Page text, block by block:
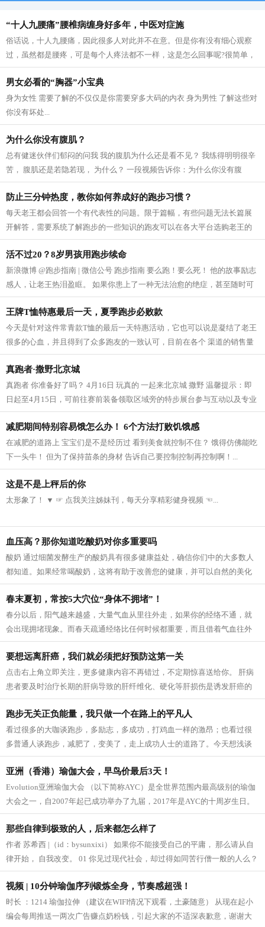
“十人九腰痛”腰椎病缠身好多年，中医对症施
俗话说，十人九腰痛，因此很多人对此并不在意。但是你有没有细心观察
过，虽然都是腰疼，可是每个人疼法都不一样，这是怎么回事呢?很简单，
同样是腰疼，每个人的病因可能不同。...
男女必看的“胸器”小宝典
身为女性 需要了解的不仅仅是你需要穿多大码的内衣 身为男性 了解这些对
你没有坏处...
为什么你没有腹肌？
总有健迷伙伴们郁闷的问我 我的腹肌为什么还是看不见？ 我练得明明很辛
苦， 腹肌还是若隐若现， 为什么？ 一段视频告诉你：为什么你没有腹
肌？...
防止三分钟热度，教你如何养成好的跑步习惯？
每天老王都会回答一个有代表性的问题。限于篇幅，有些问题无法长篇展
开解答，需要系统了解跑步的一些知识的跑友可以在各大平台选购老王的
实体书 《跑步指南》 ，谢谢。 疑问...
活不过20？8岁男孩用跑步续命
新浪微博 @跑步指南 | 微信公号 跑步指南 要么跑！要么死！ 他的故事励志
感人，让老王热泪盈眶。 如果你患上了一种无法治愈的绝症，甚至随时可
能会失去生命，你会怨天尤人还是会...
王牌T恤特惠最后一天，夏季跑步必败款
今天是针对这件常青款T恤的最后一天特惠活动，它也可以说是凝结了老王
很多的心血，并且得到了众多跑友的一致认可，目前在各个 渠道的销售量
已经累积上万件。如果你也恰好需要...
真跑者·撒野北京城
真跑者 你准备好了吗？ 4月16日 玩真的 一起来北京城 撒野 温馨提示：即
日起至4月15日，可前往赛前装备领取区域旁的特步展台参与互动以及专业
教练的跑步指导课程和约跑活动，学习...
减肥期间特别容易饿怎么办！ 6个方法打败饥饿感
在减肥的道路上 宝宝们是不是经历过 看到美食就控制不住？ 饿得仿佛能吃
下一头牛！ 但为了保持苗条的身材 告诉自己要控制控制再控制啊！...
这是不是上秤后的你
太形象了！ ▼ ☞ 点我关注姊妹刊，每天分享精彩健身视频 ☜...
血压高？那你知道吃酸奶对你多重要吗
酸奶 通过细菌发酵生产的酸奶具有很多健康益处，确信你们中的大多数人
都知道。如果经常喝酸奶，这将有助于改善您的健康，并可以自然的美化
容颜。据医生介绍，它是多种维生素的...
春末夏初，常按5大穴位“身体不拥堵”！
春分以后，阳气越来越盛，大量气血从里往外走，如果你的经络不通，就
会出现拥堵现象。而春天疏通经络比任何时候都重要，而且借着气血往外
走的时候疏通，也会事半功倍。 人体经...
要想远离肝癌，我们就必须把好预防这第一关
点击右上角立即关注，更多健康内容不再错过，不定期惊喜送给你。 肝病
患者要及时治疗长期的肝病导致的肝纤维化、硬化等肝损伤是诱发肝癌的
一个重要因素。因此，肝病患者一定要...
跑步无关正负能量，我只做一个在路上的平凡人
看过很多的大咖谈跑步，多励志，多成功，打鸡血一样的激昂；也看过很
多普通人谈跑步，减肥了，变美了，走上成功人士的道路了。今天想浅谈
自己的跑步。 刚开始也会觉得自己特别...
亚洲（香港）瑜伽大会，早鸟价最后3天！
Evolution亚洲瑜伽大会 （以下简称AYC）是全世界范围内最高级别的瑜伽
大会之一，自2007年起已成功举办了九届，2017年是AYC的十周岁生日。
每年超过 3000多名 来自香港、大陆、台湾、新加...
那些自律到极致的人，后来都怎么样了
作者 苏希西 |（id：bysunxixi） 如果你不能接受自己的平庸， 那么请从自
律开始， 自我改变。 01 你见过现代社会，却过得如同苦行僧一般的人么？
我见过。 多年前我在上大学时，曾给...
视频 | 10分钟瑜伽序列锻炼全身，节奏感超强！
时长 ：1214 瑜伽拉伸 （建议在WIFI情况下观看，土豪随意） 从现在起小
编会每周推送一两次广告赚点奶粉钱，引起大家的不适深表歉意，谢谢大